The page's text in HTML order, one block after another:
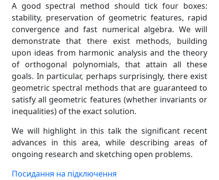
A good spectral method should tick four boxes:
stability, preservation of geometric features, rapid
convergence and fast numerical algebra. We will
demonstrate that there exist methods, building
upon ideas from harmonic analysis and the theory
of orthogonal polynomials, that attain all these
goals. In particular, perhaps surprisingly, there exist
geometric spectral methods that are guaranteed to
satisfy all geometric features (whether invariants or
inequalities) of the exact solution.
We will highlight in this talk the significant recent
advances in this area, while describing areas of
ongoing research and sketching open problems.
Посидання на підключення